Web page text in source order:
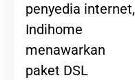
penyedia internet,
Indihome
menawarkan
paket DSL